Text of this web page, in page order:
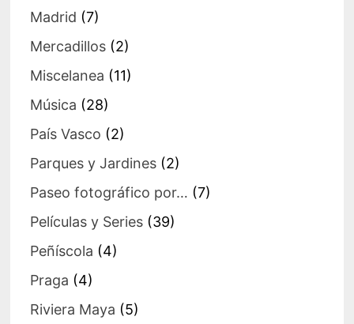
Madrid (7)
Mercadillos(2)
Miscelanea (11)
Música (28)
País Vasco (2)
Parques y Jardines(2)
Paseo fotográfico por… (7)
Películas y Series(39)
Peñíscola (4)
Praga (4)
Riviera Maya (5)